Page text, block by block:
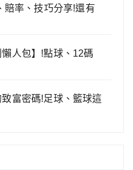
賠率、技巧分享!還有
人包】!點球、12碼
致富密碼!足球、籃球這